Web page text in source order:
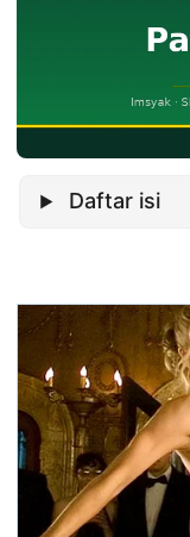
Daftar isi